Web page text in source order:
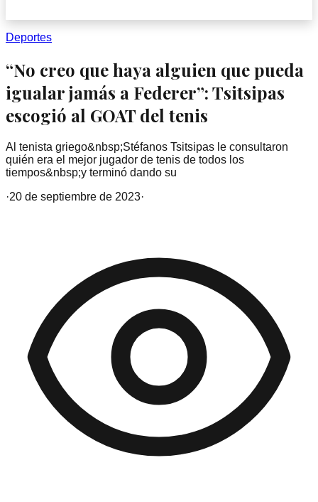
Deportes
“No creo que haya alguien que pueda
igualar jamás a Federer”: Tsitsipas
escogió al GOAT del tenis
Al tenista griego&nbsp;Stéfanos Tsitsipas le consultaron
quién era el mejor jugador de tenis de todos los
tiempos&nbsp;y terminó dando su
·20 de septiembre de 2023·